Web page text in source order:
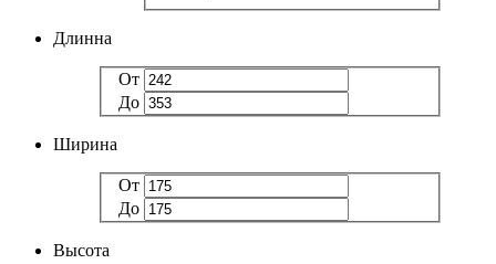
Длинна
От
До
Ширина
От
До
Высота